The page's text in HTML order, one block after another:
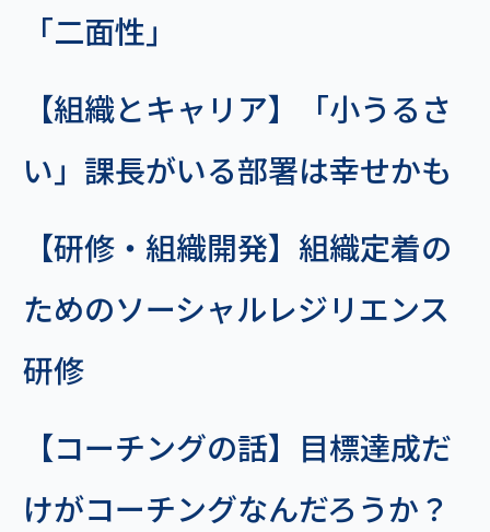
「二面性」
【組織とキャリア】「小うるさ
い」課長がいる部署は幸せかも
【研修・組織開発】組織定着の
ためのソーシャルレジリエンス
研修
【コーチングの話】目標達成だ
けがコーチングなんだろうか？